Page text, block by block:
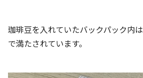
珈琲豆を入れていたバックパック内
で満たされています。